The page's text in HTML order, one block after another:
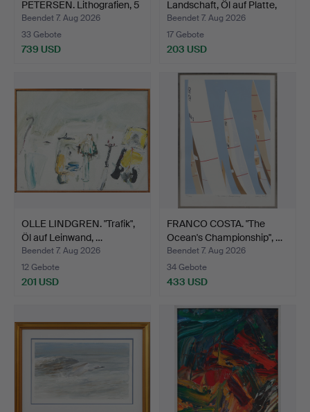
PETERSEN. Lithografien, 5
S…
Beendet 7. Aug 2026
33 Gebote
739 USD
Landschaft, Öl auf Platte,
si…
Beendet 7. Aug 2026
17 Gebote
203 USD
OLLE LINDGREN. "Trafik",
Öl auf Leinwand, …
Beendet 7. Aug 2026
12 Gebote
201 USD
FRANCO COSTA. "The
Ocean's Championship", …
Beendet 7. Aug 2026
34 Gebote
433 USD